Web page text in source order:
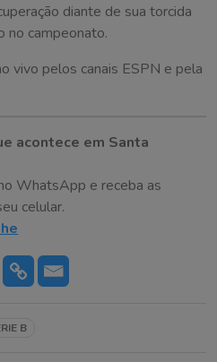
diante de sua torcida
no campeonato.
vivo pelos canais ESPN e pela
acontece em Santa
WhatsApp e receba as
celular.
B